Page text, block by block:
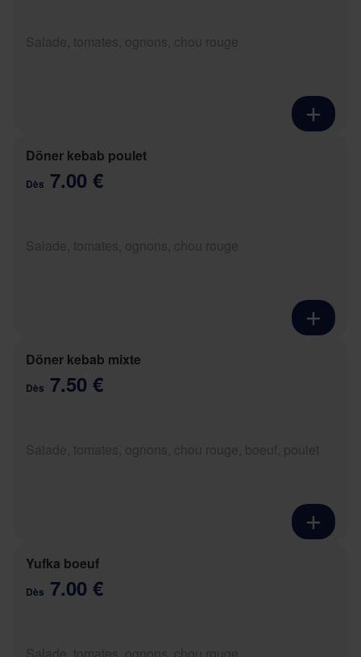
Döner kebab poulet
Dès 7.00 €
Döner kebab mixte
Dès 7.50 €
Yufka boeuf
Dès 7.00 €